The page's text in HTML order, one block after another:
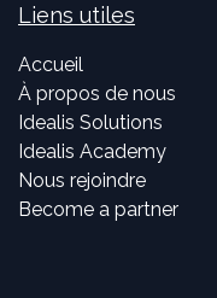
Liens utiles
Accueil
À propos de nous
Idealis Solutions
Idealis Academy
Nous rejoindre
Become a partner